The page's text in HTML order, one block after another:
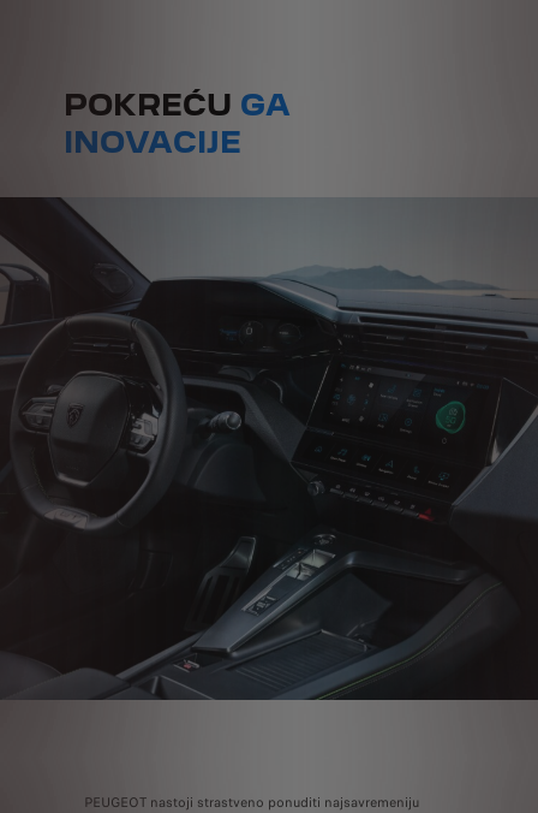
POKREĆU GA
INOVACIJE
PEUGEOT nastoji strastveno ponuditi najsavremeniju